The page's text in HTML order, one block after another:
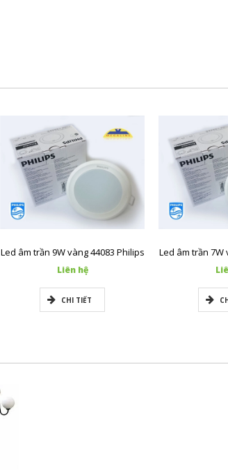
Led âm trần 9W vàng 44083 Philips
Liên hệ
CHI TIẾT
Led âm trần 7W